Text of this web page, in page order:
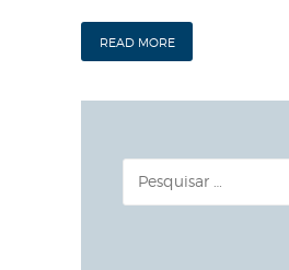
READ MORE
por: